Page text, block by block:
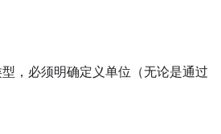
，必须明确定义单位（无论是通过